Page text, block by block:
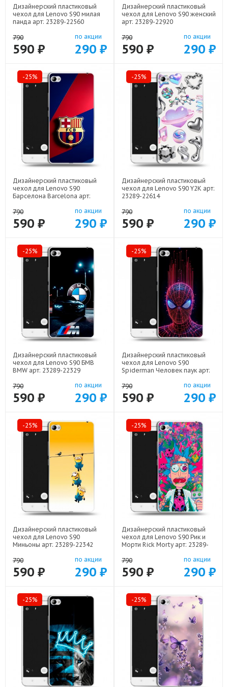
Дизайнерский пластиковый
чехол для Lenovo S90 милая
панда арт: 23289-22560
790
590 ₽
по акции
290 ₽
Дизайнерский пластиковый
чехол для Lenovo S90 женский
арт: 23289-22920
790
590 ₽
по акции
290 ₽
-25%
Дизайнерский пластиковый
чехол для Lenovo S90
Барселона Barcelona арт:
790
590 ₽
по акции
290 ₽
-25%
Дизайнерский пластиковый
чехол для Lenovo S90 Y2K арт:
23289-22614
790
590 ₽
по акции
290 ₽
-25%
Дизайнерский пластиковый
чехол для Lenovo S90 БМВ
BMW арт: 23289-22329
790
590 ₽
по акции
290 ₽
-25%
Дизайнерский пластиковый
чехол для Lenovo S90
Spiderman Человек паук арт:
790
590 ₽
по акции
290 ₽
-25%
Дизайнерский пластиковый
чехол для Lenovo S90
Миньоны арт: 23289-22342
790
590 ₽
по акции
290 ₽
-25%
Дизайнерский пластиковый
чехол для Lenovo S90 Рик и
Морти Rick Morty арт: 23289-
790
590 ₽
по акции
290 ₽
-25% -25%